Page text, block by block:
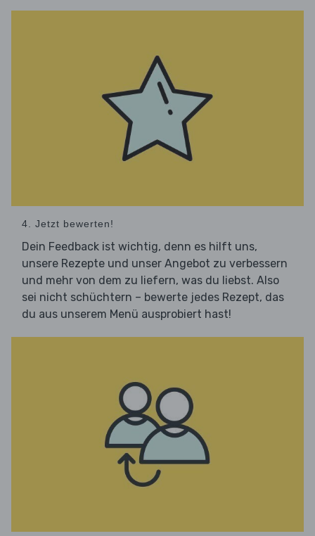
4. Jetzt bewerten!
Dein Feedback ist wichtig, denn es hilft uns,
unsere Rezepte und unser Angebot zu verbessern
und mehr von dem zu liefern, was du liebst. Also
sei nicht schüchtern – bewerte jedes Rezept, das
du aus unserem Menü ausprobiert hast!